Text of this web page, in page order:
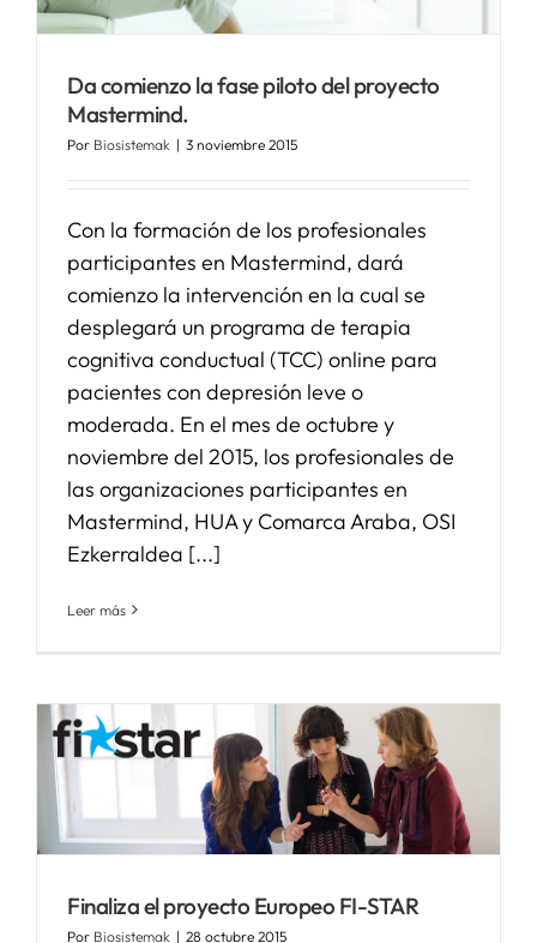
APOYO I+D+I
Da comienzo la fase piloto del proyecto
Mastermind.
Por Biosistemak | 3 noviembre 2015
Con la formación de los profesionales
participantes en Mastermind, dará
comienzo la intervención en la cual se
desplegará un programa de terapia
cognitiva conductual (TCC) online para
pacientes con depresión leve o
moderada. En el mes de octubre y
noviembre del 2015, los profesionales de
las organizaciones participantes en
Mastermind, HUA y Comarca Araba, OSI
Ezkerraldea [...]
Leer más
Finaliza el proyecto Europeo FI-STAR
Por Biosistemak | 28 octubre 2015